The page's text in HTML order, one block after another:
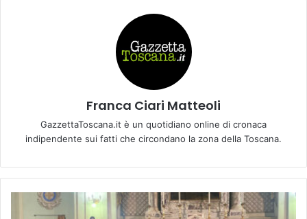
Franca Ciari Matteoli
GazzettaToscana.it è un quotidiano online di cronaca
indipendente sui fatti che circondano la zona della Toscana.